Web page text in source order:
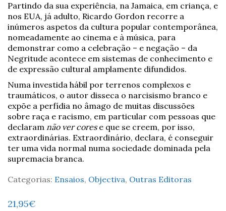
Partindo da sua experiência, na Jamaica, em criança, e
nos EUA, já adulto, Ricardo Gordon recorre a
inúmeros aspetos da cultura popular contemporânea,
nomeadamente ao cinema e à música, para
demonstrar como a celebração – e negação – da
Negritude acontece em sistemas de conhecimento e
de expressão cultural amplamente difundidos.
Numa investida hábil por terrenos complexos e
traumáticos, o autor disseca o narcisismo branco e
expõe a perfídia no âmago de muitas discussões
sobre raça e racismo, em particular com pessoas que
declaram não ver corese que se creem, por isso,
extraordinárias. Extraordinário, declara, é conseguir
ter uma vida normal numa sociedade dominada pela
supremacia branca.
Categorias: Ensaios, Objectiva, Outras Editoras
21,95€